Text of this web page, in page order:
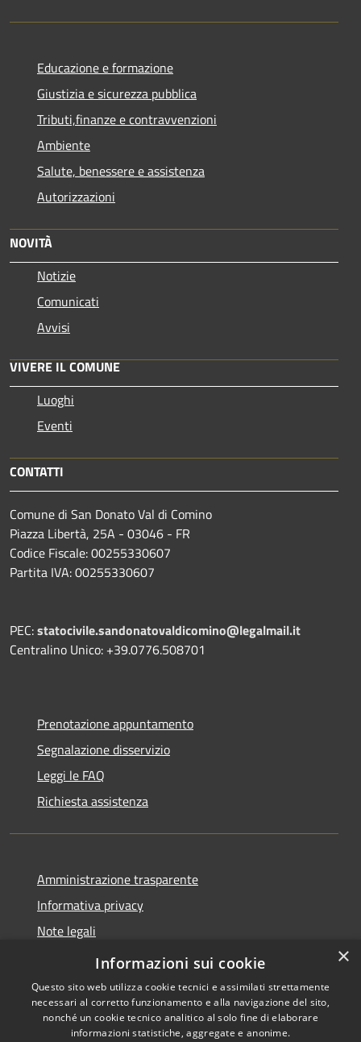
Educazione e formazione
Giustizia e sicurezza pubblica
Tributi,finanze e contravvenzioni
Ambiente
Salute, benessere e assistenza
Autorizzazioni
NOVITÀ
Notizie
Comunicati
Avvisi
VIVERE IL COMUNE
Luoghi
Eventi
CONTATTI
Comune di San Donato Val di Comino
Piazza Libertà, 25A - 03046 - FR
Codice Fiscale: 00255330607
Partita IVA: 00255330607
PEC:statocivile.sandonatovaldicomino@legalmail.it
Centralino Unico: +39.0776.508701
Prenotazione appuntamento
Segnalazione disservizio
Leggi le FAQ
Richiesta assistenza
Amministrazione trasparente
Informativa privacy
Note legali
Dichiarazione di accessibilità
Copyright © 2026 • Comune di
×
Informazioni sui cookie
Questo sito web utilizza cookie tecnici e assimilati strettamente
necessari al corretto funzionamento e alla navigazione del sito,
nonché un cookie tecnico analitico al solo fine di elaborare
informazioni statistiche, aggregate e anonime.